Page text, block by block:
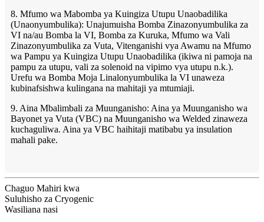
8. Mfumo wa Mabomba ya Kuingiza Utupu Unaobadilika
(Unaonyumbulika): Unajumuisha Bomba Zinazonyumbulika za
VI na/au Bomba la VI, Bomba za Kuruka, Mfumo wa Vali
Zinazonyumbulika za Vuta, Vitenganishi vya Awamu na Mfumo
wa Pampu ya Kuingiza Utupu Unaobadilika (ikiwa ni pamoja na
pampu za utupu, vali za solenoid na vipimo vya utupu n.k.).
Urefu wa Bomba Moja Linalonyumbulika la VI unaweza
kubinafsishwa kulingana na mahitaji ya mtumiaji.
9. Aina Mbalimbali za Muunganisho: Aina ya Muunganisho wa
Bayonet ya Vuta (VBC) na Muunganisho wa Welded zinaweza
kuchaguliwa. Aina ya VBC haihitaji matibabu ya insulation
mahali pake.
Chaguo Mahiri kwa
Suluhisho za Cryogenic
Wasiliana nasi